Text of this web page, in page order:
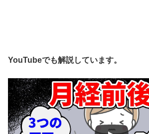
YouTubeでも解説しています。